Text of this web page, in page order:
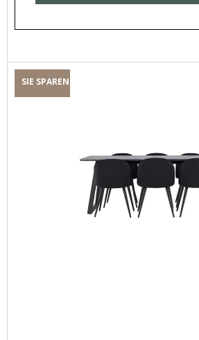
SIE SPAREN